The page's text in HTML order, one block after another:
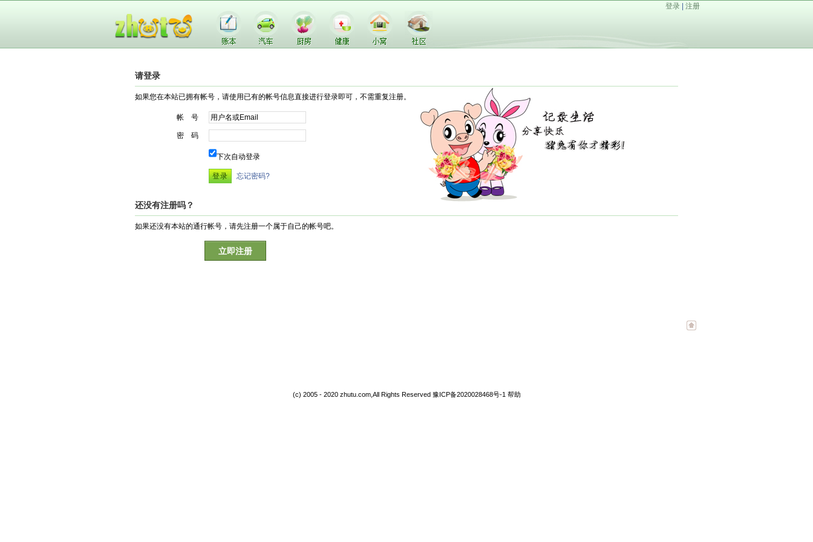
登录 注册
请登录
如果您在本站已拥有帐号，请使用已有的帐号信息直接进行登录即可，不需重复注册。
帐 号
密 码
下次自动登录
忘记密码?
还没有注册吗？
如果还没有本站的通行帐号，请先注册一个属于自己的帐号吧。
立即注册
(c) 2005 - 2020 zhutu.com,All Rights Reserved 豫ICP备2020028468号-1 帮助